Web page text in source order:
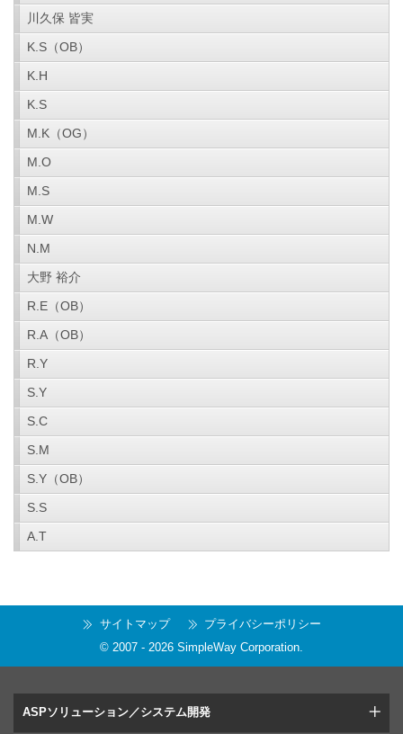
川久保 皆実
K.S（OB）
K.H
K.S
M.K（OG）
M.O
M.S
M.W
N.M
大野 裕介
R.E（OB）
R.A（OB）
R.Y
S.Y
S.C
S.M
S.Y（OB）
S.S
A.T
サイトマップ
プライバシーポリシー
© 2007 - 2026 SimpleWay Corporation.
ASPソリューション／システム開発